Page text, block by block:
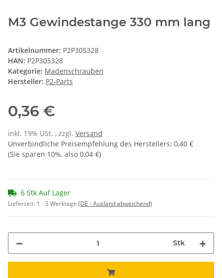
M3 Gewindestange 330 mm lang
Artikelnummer: P2P305328
HAN: P2P305328
Kategorie: Madenschrauben
Hersteller: P2-Parts
0,36 €
inkl. 19% USt. , zzgl. Versand
Unverbindliche Preisempfehlung des Herstellers: 0,40 €
(Sie sparen 10%, also 0,04 €)
6 Stk Auf Lager
Lieferzeit: 1 - 3 Werktage (DE - Ausland abweichend)
Stk